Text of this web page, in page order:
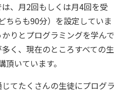
、月2回もしくは月4回を受
ちらも90分）を設定していま
りとプログラミングを学んで
く、現在のところすべての生
いています。
てたくさんの生徒にプログラ